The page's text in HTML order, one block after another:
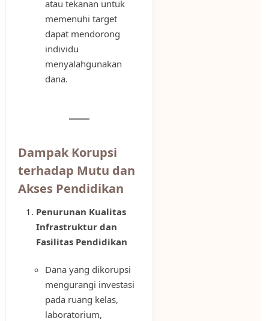
atau tekanan untuk
memenuhi target
dapat mendorong
individu
menyalahgunakan
dana.
Dampak Korupsi
terhadap Mutu dan
Akses Pendidikan
Penurunan Kualitas
Infrastruktur dan
Fasilitas Pendidikan
Dana yang dikorupsi
mengurangi investasi
pada ruang kelas,
laboratorium,